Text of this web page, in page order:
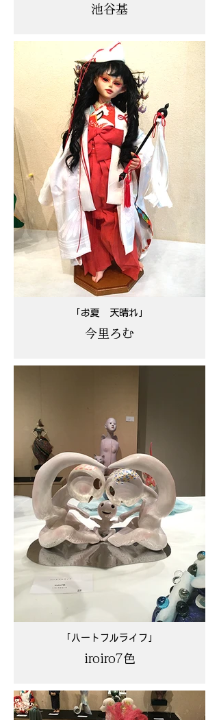
池谷基
「お夏 天晴れ」
今里ろむ
「ハートフルライフ」
iroiro7色